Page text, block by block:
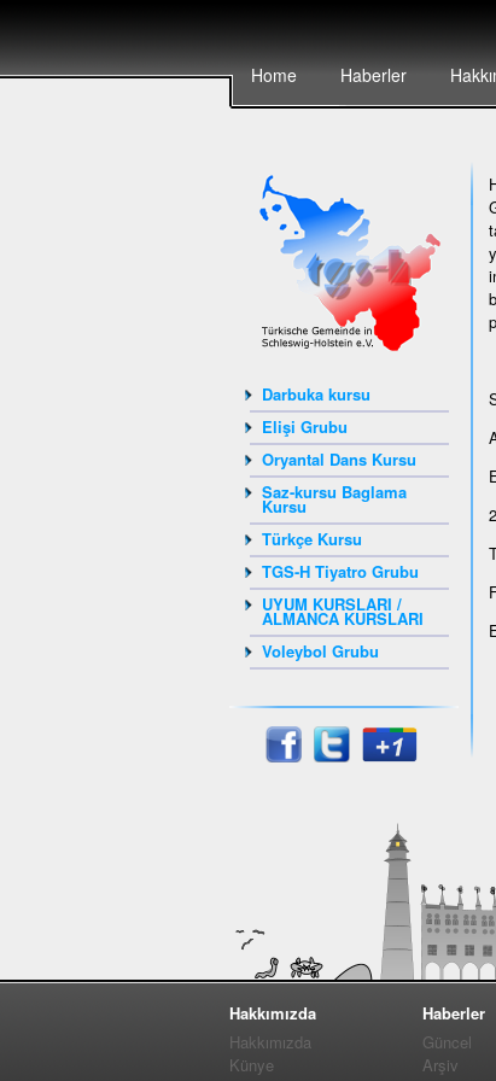
Home Haberler
Darbuka kursu
Elişi Grubu
Oryantal Dans Kursu
Saz-kursu Baglama
Kursu
Türkçe Kursu
TGS-H Tiyatro Grubu
UYUM KURSLARI /
ALMANCA KURSLARI
Voleybol Grubu
Hakkımızda
Hakkımızda
Künye
Haberler
Güncel
Arşiv